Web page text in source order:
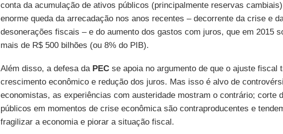
conta da acumulação de ativos públicos (principalmente reservas
enorme queda da arrecadação nos anos recentes – decorrente da crise e
desonerações fiscais – e do aumento dos gastos com juros, que em 2015
mais de R$ 500 bilhões (ou 8% do PIB).
Além disso, a defesa da PECse apoia no argumento de que o ajuste fiscal
crescimento econômico e redução dos juros. Mas isso é alvo de
economistas, as experiências com austeridade mostram o contrário; corte
públicos em momentos de crise econômica são contraproducentes e
fragilizar a economia e piorar a situação fiscal.